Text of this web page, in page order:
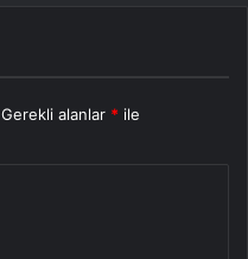
Gerekli alanlar * ile